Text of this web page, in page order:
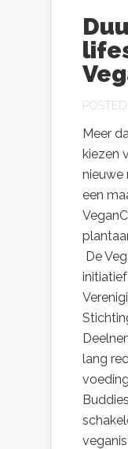
Meer
kiezen
nieuwe
een
De
lang